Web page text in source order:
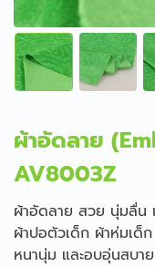
ผ้าอัดลาย
AV8003Z
ผ้าอัดลาย สวย นุ่มลื่น
ผ้าปอตัวเด็ก ผ้าห่มเด็
หนานุ่ม และอบอุ่นสบาย